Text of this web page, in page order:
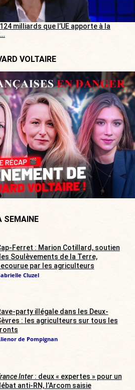
milliards que l’UE apporte à la
VOLTAIRE
SEMAINE
Ferret : Marion Cotillard, soutien
Soulèvements de la Terre,
par les agriculteurs
Cluzel
party illégale dans les Deux-
: les agriculteurs sur tous les
de Pompignan
Inter: deux « expertes » pour un
anti-RN, l’Arcom saisie